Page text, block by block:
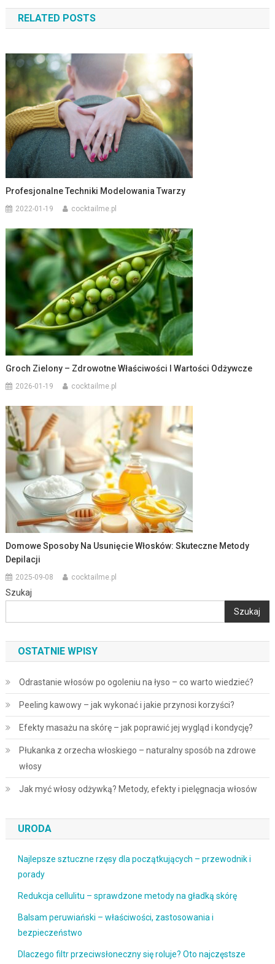
RELATED POSTS
Profesjonalne Techniki Modelowania Twarzy
2022-01-19 cocktailme.pl
Groch Zielony – Zdrowotne Właściwości I Wartości Odżywcze
2026-01-19 cocktailme.pl
Domowe Sposoby Na Usunięcie Włosków: Skuteczne Metody
Depilacji
2025-09-08 cocktailme.pl
Szukaj
Szukaj
OSTATNIE WPISY
Odrastanie włosów po ogoleniu na łyso – co warto wiedzieć?
Peeling kawowy – jak wykonać i jakie przynosi korzyści?
Efekty masażu na skórę – jak poprawić jej wygląd i kondycję?
Płukanka z orzecha włoskiego – naturalny sposób na zdrowe
włosy
Jak myć włosy odżywką? Metody, efekty i pielęgnacja włosów
URODA
Najlepsze sztuczne rzęsy dla początkujących – przewodnik i
porady
Redukcja cellulitu – sprawdzone metody na gładką skórę
Balsam peruwiański – właściwości, zastosowania i
bezpieczeństwo
Dlaczego filtr przeciwsłoneczny się roluje? Oto najczęstsze